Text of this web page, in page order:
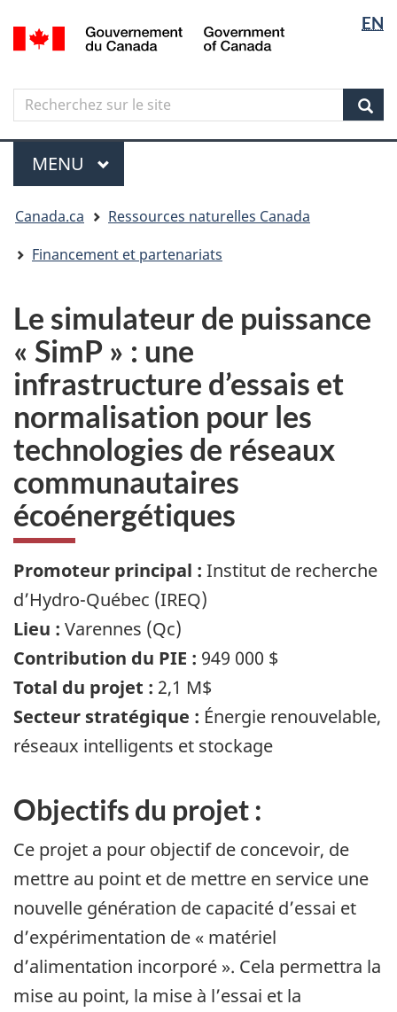
Aller
au
principal
Skip
to
government"
Passer
à
version
simplifiée
langue
EN
Canada
Search
Recherchez
sur
le
site
Menu
MENU PRINCIPAL
êtes
ici
Canada.ca
Ressources naturelles Canada
Financement et partenariats
Le simulateur de puissance
« SimP » : une
infrastructure d’essais et
normalisation pour les
technologies de réseaux
communautaires
écoénergétiques
Promoteur principal : Institut de recherche
d’Hydro-Québec (IREQ)
Lieu : Varennes (Qc)
Contribution du PIE : 949 000 $
Total du projet : 2,1 M$
Secteur stratégique : Énergie renouvelable,
réseaux intelligents et stockage
Objectifs du projet :
Ce projet a pour objectif de concevoir, de
mettre au point et de mettre en service une
nouvelle génération de capacité d’essai et
d’expérimentation de « matériel
d’alimentation incorporé ». Cela permettra la
mise au point, la mise à l’essai et la